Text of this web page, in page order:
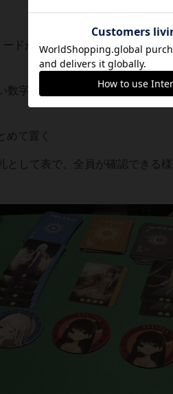
ドが選んだ色の得点札を、色
数字を出した人は、自分が出し
めて置く
として表で、全員が確認できる